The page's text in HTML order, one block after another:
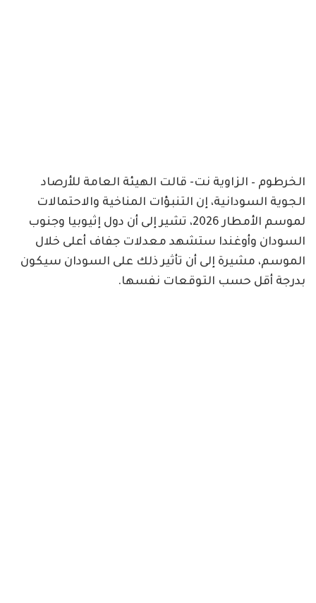
الخرطوم – الزاوية نت- قالت الهيئة العامة للأرصاد
الجوية السودانية، إن التنبؤات المناخية والاحتمالات
لموسم الأمطار 2026، تشير إلى أن دول إثيوبيا وجنوب
السودان وأوغندا ستشهد معدلات جفاف أعلى خلال
الموسم، مشيرة إلى أن تأثير ذلك على السودان سيكون
بدرجة أقل حسب التوقعات نفسها.